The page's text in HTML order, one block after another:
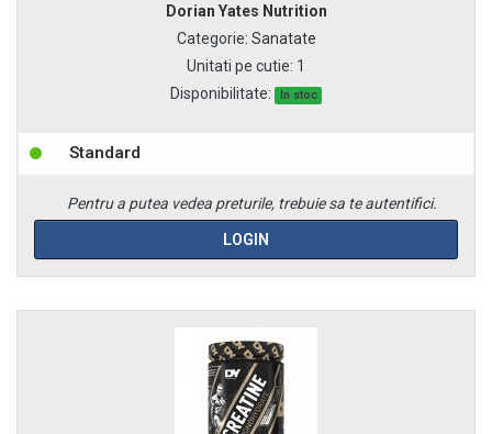
Dorian Yates Nutrition
Categorie: Sanatate
Unitati pe cutie: 1
Disponibilitate:
In stoc
Standard
Pentru a putea vedea preturile, trebuie sa te autentifici.
LOGIN